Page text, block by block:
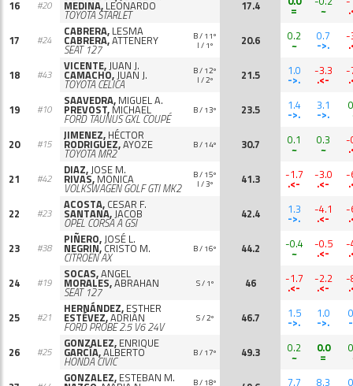
16
#20 MEDINA, LEONARDO
TOYOTA STARLET
17.4 = ~
17
#24
CABRERA, LESMA
CABRERA,ATTENERY
SEAT 127
B / 11º
I / 1º 20.6 0.2
~
0.7
->.
-
18
#43
VICENTE,JUAN J.
CAMACHO,JUAN J.
TOYOTA CELICA
B / 12º
I / 2º 21.5 1.0
->.
-3.3
.<-
-
19
#10
SAAVEDRA, MIGUEL A.
PREVOST, MICHAEL
FORD TAUNUS GXL COUPÉ
B / 13º 23.5 1.4
->.
3.1
->.
20
#15
JIMENEZ, HÉCTOR
RODRIGUEZ,AYOZE
TOYOTA MR2
B / 14º 30.7 0.1
~
0.3
~
-
21
#42
DIAZ,JOSE M.
RIVAS, MONICA
VOLKSWAGEN GOLF GTI MK2
B / 15º
I / 3º 41.3 -1.7
.<-
-3.0
.<-
-
22
#23
ACOSTA, CESAR F.
SANTANA,JACOB
OPEL CORSA A GSI
42.4 1.3
->.
-4.1
.<-
-
23
#38
PIÑERO,JOSÉ L.
NEGRIN,CRISTO M.
CITROËN AX
B / 16º 44.2 -0.4
~
-0.5
.<-
-
24
#19
SOCAS,ANGEL
MORALES,ABRAHAN
SEAT 127
S / 1º 46 -1.7
.<-
-2.2
.<-
-
25
#21
HERNÁNDEZ, ESTHER
ESTÉVEZ,ADRIÁN
FORD PROBE 2.5 V6 24V
S / 2º 46.7 1.5
->.
1.0
->.
26
#25
GONZALEZ, ENRIQUE
GARCÍA,ALBERTO
HONDA CIVIC
B / 17º 49.3 0.2
~
0.0
=
GONZALEZ, ESTEBAN M. B / 18º 7.7 8.3